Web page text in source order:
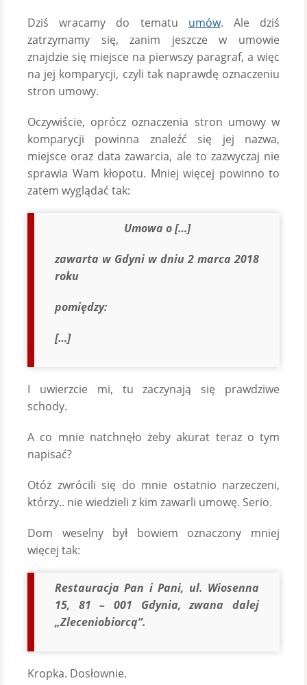
Dziś wracamy do tematu umów. Ale dziś
zatrzymamy się, zanim jeszcze w umowie
znajdzie się miejsce na pierwszy paragraf, a więc
na jej komparycji, czyli tak naprawdę oznaczeniu
stron umowy.
Oczywiście, oprócz oznaczenia stron umowy w
komparycji powinna znaleźć się jej nazwa,
miejsce oraz data zawarcia, ale to zazwyczaj nie
sprawia Wam kłopotu. Mniej więcej powinno to
zatem wyglądać tak:
Umowa o […]
zawarta w Gdyni w dniu 2 marca 2018
roku
pomiędzy:
[…]
I uwierzcie mi, tu zaczynają się prawdziwe
schody.
A co mnie natchnęło żeby akurat teraz o tym
napisać?
Otóż zwrócili się do mnie ostatnio narzeczeni,
którzy.. nie wiedzieli z kim zawarli umowę. Serio.
Dom weselny był bowiem oznaczony mniej
więcej tak:
Restauracja Pan i Pani, ul. Wiosenna
15, 81 – 001 Gdynia, zwana dalej
„Zleceniobiorcą”.
Kropka. Dosłownie.